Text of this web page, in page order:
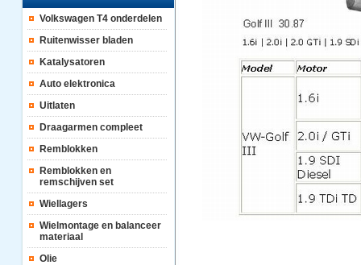
Volkswagen T4 onderdelen
Ruitenwisser bladen
Katalysatoren
Auto elektronica
Uitlaten
Draagarmen compleet
Remblokken
Remblokken en
remschijven set
Wiellagers
Wielmontage en balanceer
materiaal
Olie